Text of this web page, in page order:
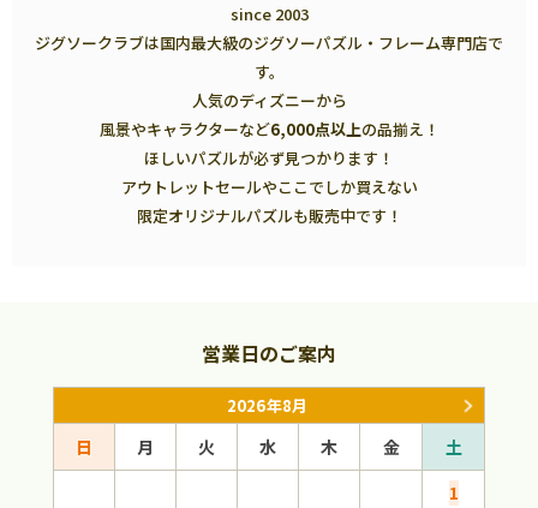
since 2003
ジグソークラブは国内最大級のジグソーパズル・フレーム専門店で
す。
人気のディズニーから
風景やキャラクターなど6,000点以上の品揃え！
ほしいパズルが必ず見つかります！
アウトレットセールやここでしか買えない
限定オリジナルパズルも販売中です！
営業日のご案内
2026年8月
日 月 火 水 木 金
土
1